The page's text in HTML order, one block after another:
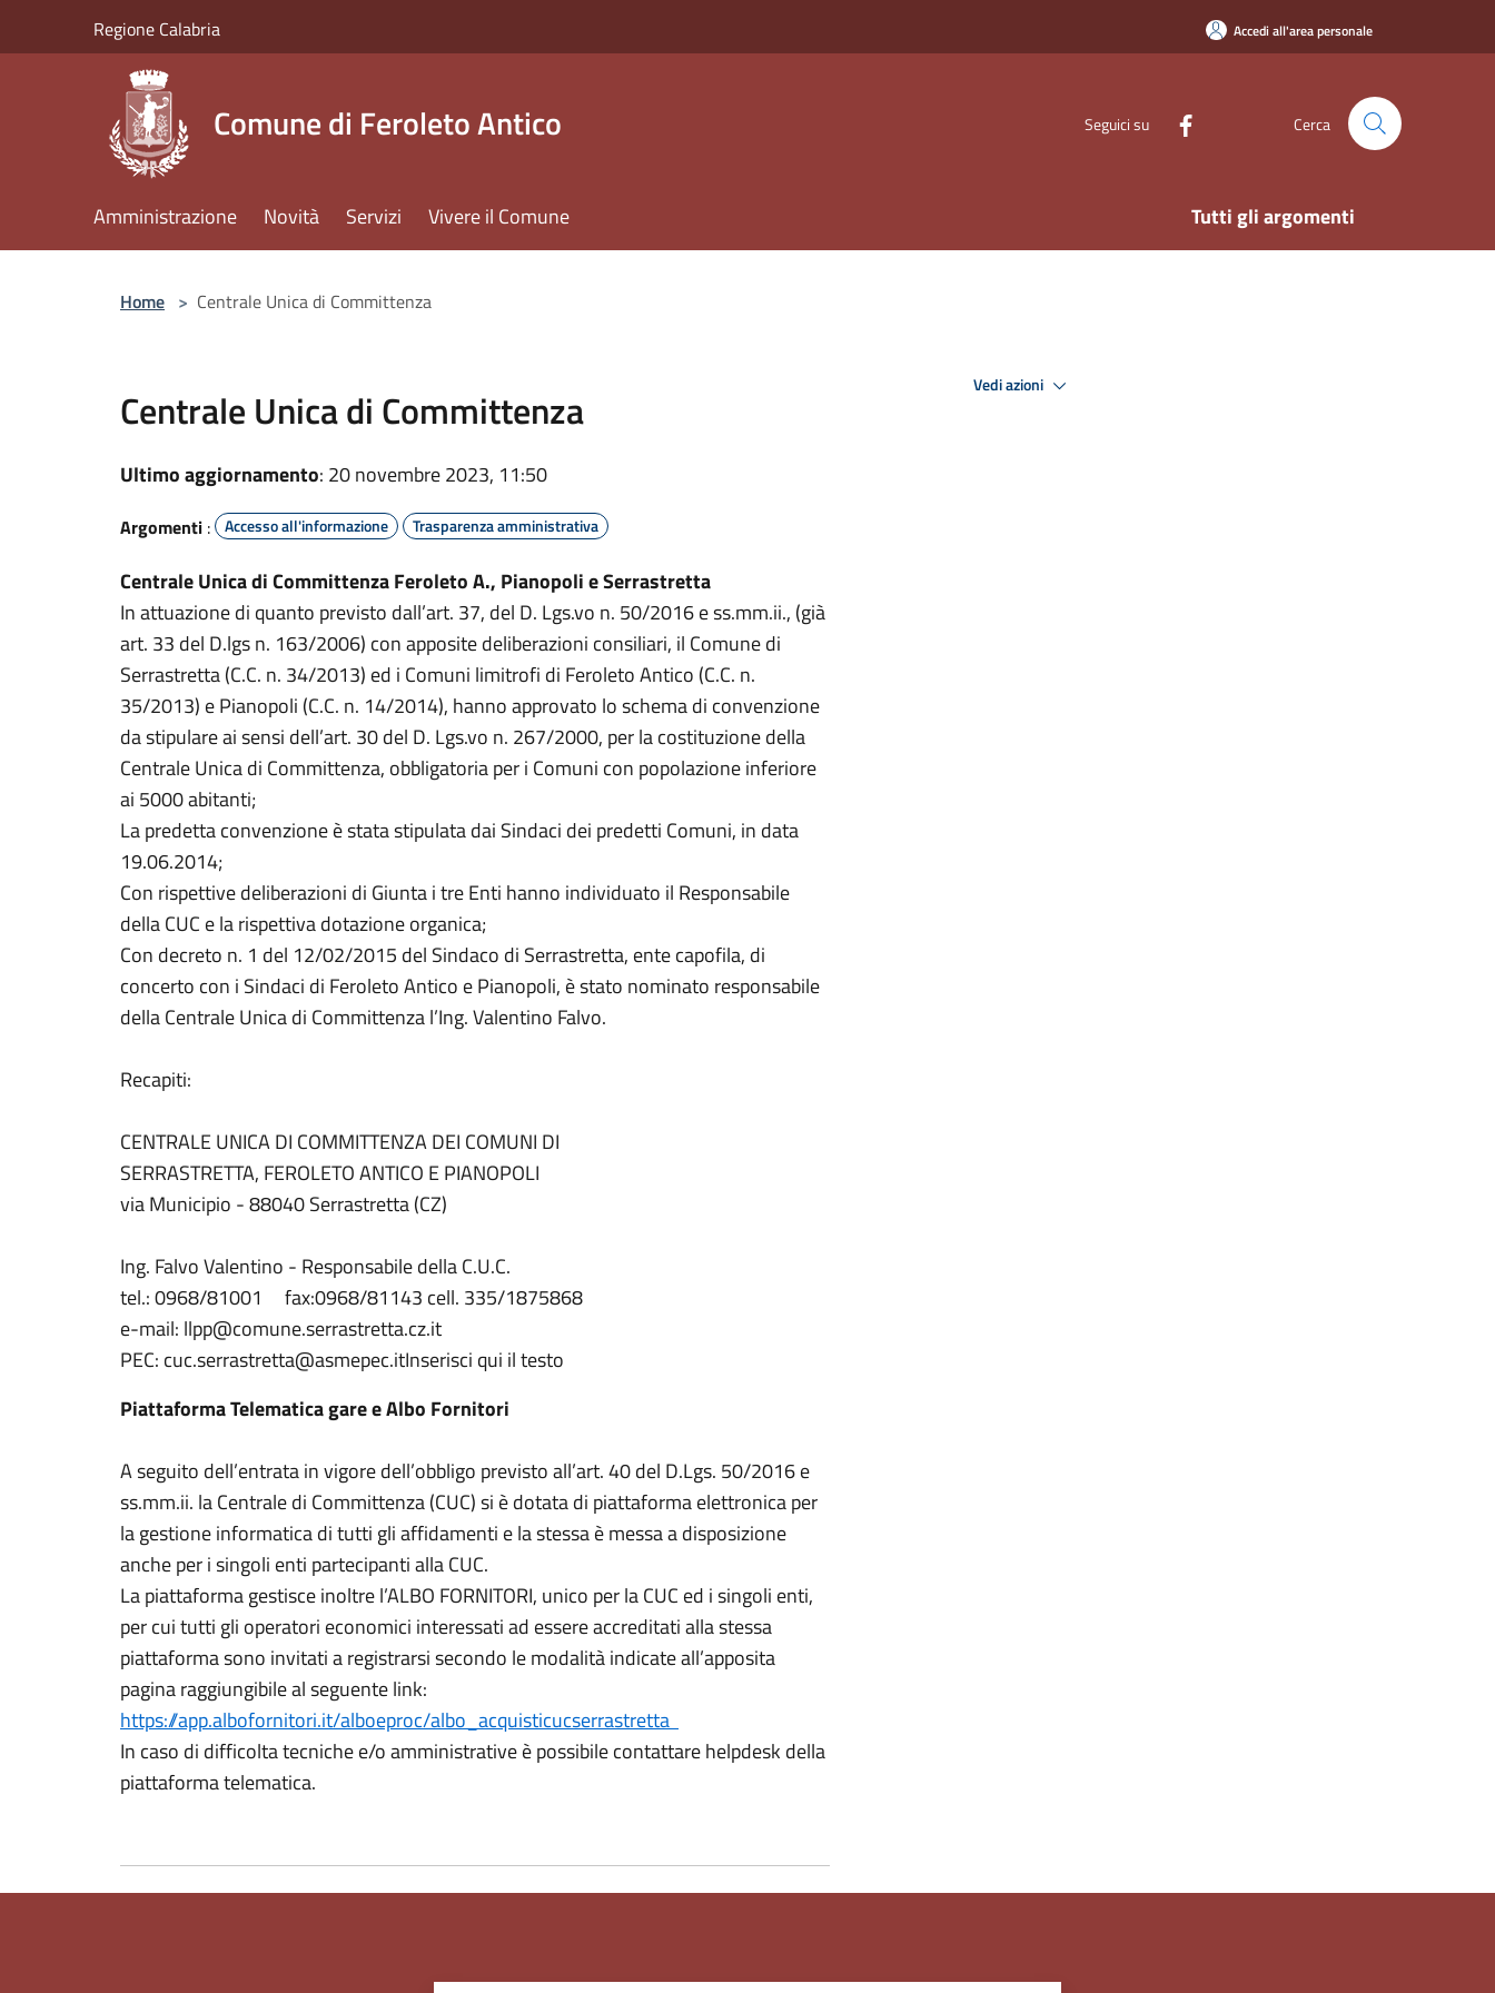
Regione Calabria Accedi all'area personale
Comune di Feroleto Antico Seguici su Cerca
Amministrazione Novità Servizi Vivere il Comune Tutti gli argomenti
Home > Centrale Unica di Committenza
Centrale Unica di Committenza
Ultimo aggiornamento: 20 novembre 2023, 11:50
Argomenti : Accesso all'informazione Trasparenza amministrativa
Centrale Unica di Committenza Feroleto A., Pianopoli e Serrastretta
In attuazione di quanto previsto dall’art. 37, del D. Lgs.vo n. 50/2016 e ss.mm.ii., (già
art. 33 del D.lgs n. 163/2006) con apposite deliberazioni consiliari, il Comune di
Serrastretta (C.C. n. 34/2013) ed i Comuni limitrofi di Feroleto Antico (C.C. n.
35/2013) e Pianopoli (C.C. n. 14/2014), hanno approvato lo schema di convenzione
da stipulare ai sensi dell’art. 30 del D. Lgs.vo n. 267/2000, per la costituzione della
Centrale Unica di Committenza, obbligatoria per i Comuni con popolazione inferiore
ai 5000 abitanti;
La predetta convenzione è stata stipulata dai Sindaci dei predetti Comuni, in data
19.06.2014;
Con rispettive deliberazioni di Giunta i tre Enti hanno individuato il Responsabile
della CUC e la rispettiva dotazione organica;
Con decreto n. 1 del 12/02/2015 del Sindaco di Serrastretta, ente capofila, di
concerto con i Sindaci di Feroleto Antico e Pianopoli, è stato nominato responsabile
della Centrale Unica di Committenza l’Ing. Valentino Falvo.
Recapiti:
CENTRALE UNICA DI COMMITTENZA DEI COMUNI DI
SERRASTRETTA, FEROLETO ANTICO E PIANOPOLI
via Municipio - 88040 Serrastretta (CZ)
Ing. Falvo Valentino - Responsabile della C.U.C.
tel.: 0968/81001 fax:0968/81143 cell. 335/1875868
e-mail: llpp@comune.serrastretta.cz.it
PEC: cuc.serrastretta@asmepec.itInserisci qui il testo
Piattaforma Telematica gare e Albo Fornitori
A seguito dell’entrata in vigore dell’obbligo previsto all’art. 40 del D.Lgs. 50/2016 e
ss.mm.ii. la Centrale di Committenza (CUC) si è dotata di piattaforma elettronica per
la gestione informatica di tutti gli affidamenti e la stessa è messa a disposizione
anche per i singoli enti partecipanti alla CUC.
La piattaforma gestisce inoltre l’ALBO FORNITORI, unico per la CUC ed i singoli enti,
per cui tutti gli operatori economici interessati ad essere accreditati alla stessa
piattaforma sono invitati a registrarsi secondo le modalità indicate all’apposita
pagina raggiungibile al seguente link:
https://app.albofornitori.it/alboeproc/albo_acquisticucserrastretta
In caso di difficolta tecniche e/o amministrative è possibile contattare helpdesk della
piattaforma telematica.
Vedi azioni